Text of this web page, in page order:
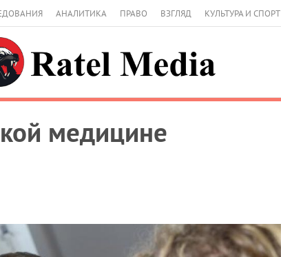
АНАЛИТИКА ПРАВО ВЗГЛЯД КУЛЬТУРА И СПОРТ
медицине